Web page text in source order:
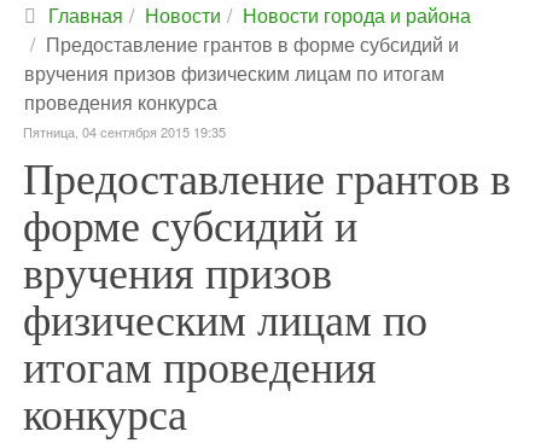
Главная Новости
Новости города и района
Предоставление грантов в форме субсидий и
вручения призов физическим лицам по итогам
проведения конкурса
Пятница, 04 сентября 2015 19:35
Предоставление грантов в
форме субсидий и
вручения призов
физическим лицам по
итогам проведения
конкурса